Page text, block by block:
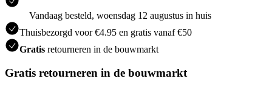
Vandaag besteld, woensdag 12 augustus in huis
Thuisbezorgd voor €4.95 en gratis vanaf €50
Gratis retourneren in de bouwmarkt
Gratis retourneren in de bouwmarkt